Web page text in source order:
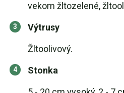
vekom žltozelené,
Výtrusy
Žltoolivový.
Stonka